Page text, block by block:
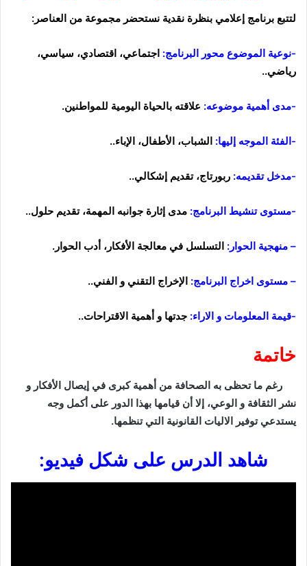
لتتبع برنامج إعلامي بنظرة نقدية نستحضر مجموعة من العناصر:
-نوعية الموضوع محور البرنامج: اجتماعي، اقتصادي، سياسي،
رياضي..
-مدى أهمية موضوعه: علاقته بالحياة اليومية للمواطنين.
-الفئة الموجه إليها: الشباب، الأطفال، الإباء..
-مدخل تقديمه: ربورتاج، تقديم إشكالي..
-مستوى تنشيط البرنامج: مدى إثارة جوانبه المهمة، تقديم حلول..
– منهجية الحوار: التسلسل في معالجة الأفكار، أدب الحوار.
– مستوى اخراج البرنامج: الإخراج التقني و الفني..
-قيمة المعلومات و الاراء: جدتها و أهمية الاقتراحات..
خاتمة
رغم ما تحظى به الصحافة من أهمية كبرى في إيصال الأفكار و
نشر الثقافة و الوعي، إلا أن قيامها بهذا الدور على أكمل وجه
يستدعي توفير الاليات القانونية التي تنظمها.
شاهد الدرس على شكل فيديو: